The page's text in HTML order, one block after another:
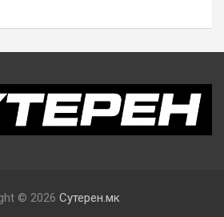
© 2026 Сутерен.мк